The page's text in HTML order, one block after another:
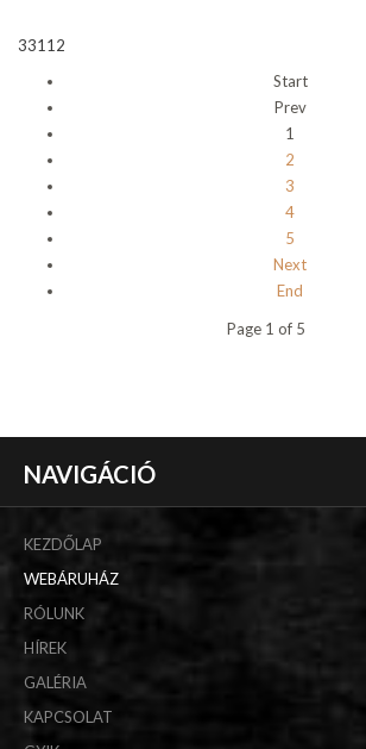
33112
Start
Prev
1
2
3
4
5
Next
End
Page 1 of 5
NAVIGÁCIÓ
KEZDŐLAP
WEBÁRUHÁZ
RÓLUNK
HÍREK
GALÉRIA
KAPCSOLAT